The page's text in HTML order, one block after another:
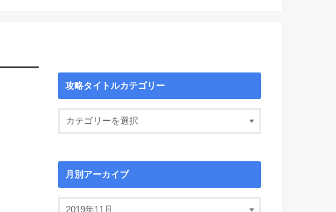
攻略タイトルカテゴリー
月別アーカイブ